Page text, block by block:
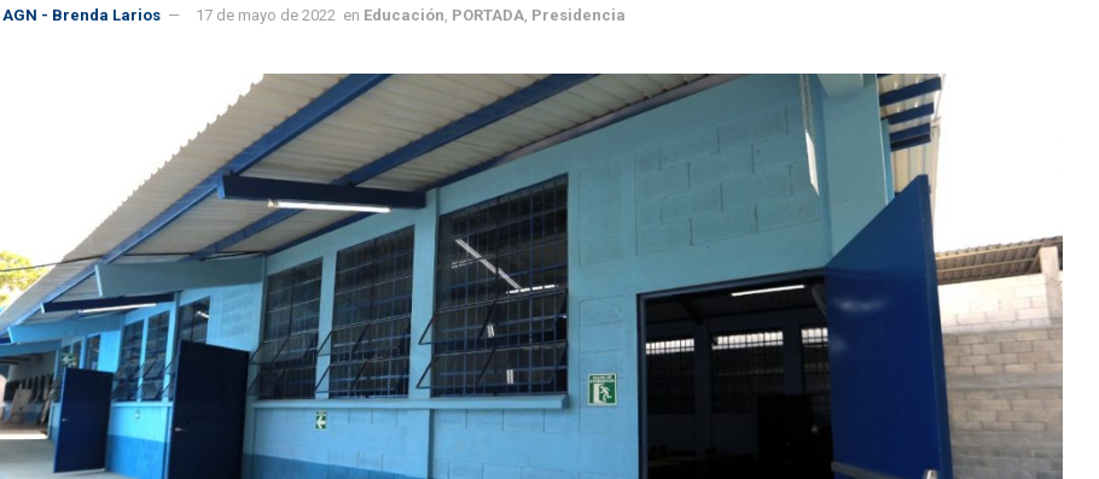
AGN - Brenda Larios 17 de mayo de 2022 en Educación PORTADA Presidencia